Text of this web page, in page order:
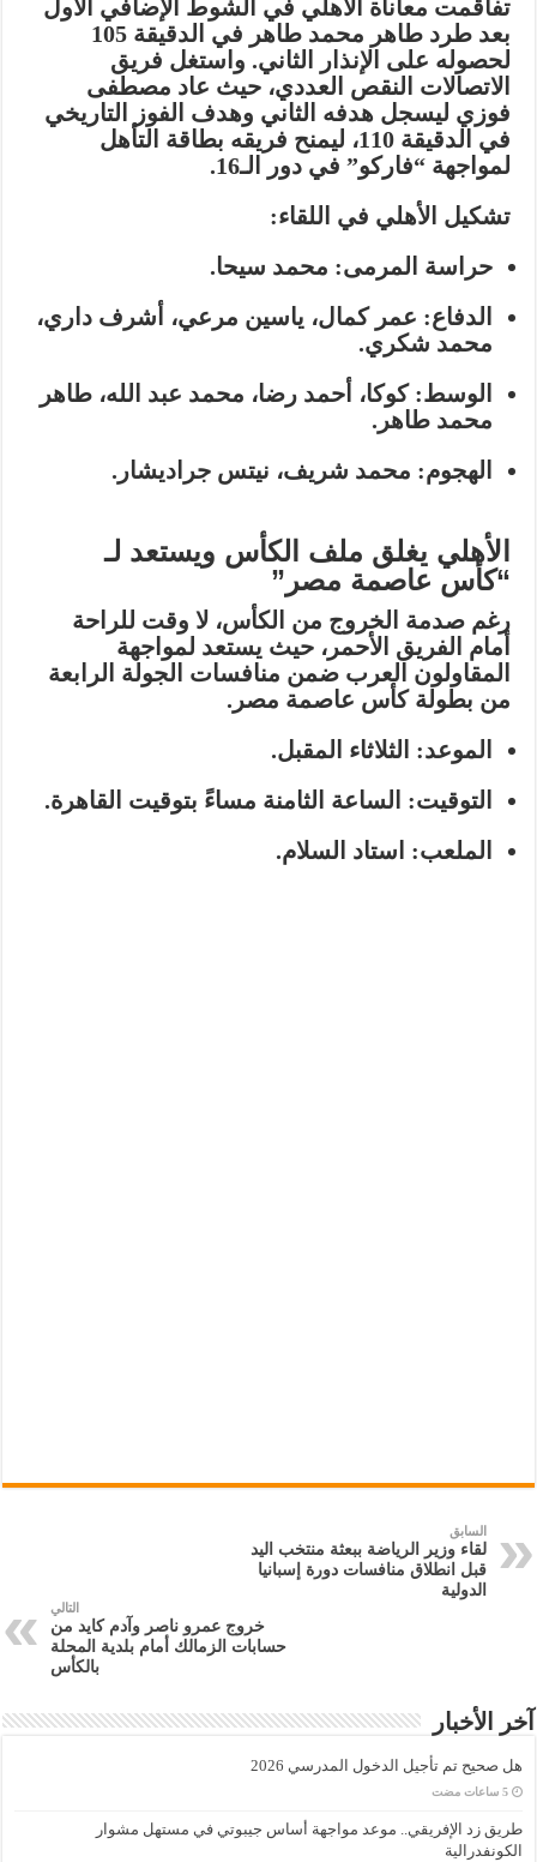
تفاقمت معاناة الأهلي في الشوط الإضافي الأول
بعد طردطاهر محمد طاهر
في الدقيقة 105
لحصوله على الإنذار الثاني. واستغل فريق
الاتصالات النقص العددي، حيث عاد مصطفى
فوزي ليسجل هدفه الثاني وهدف الفوز التاريخي
في الدقيقة 110، ليمنح فريقه بطاقة التأهل
لمواجهة “فاركو” في دور الـ16.
تشكيل الأهلي في اللقاء:
حراسة المرمى: محمد سيحا.
الدفاع: عمر كمال، ياسين مرعي، أشرف داري،
محمد شكري.
الوسط: كوكا، أحمد رضا، محمد عبد الله، طاهر
محمد طاهر.
الهجوم: محمد شريف، نيتس جراديشار.
الأهلي يغلق ملف الكأس ويستعد لـ
“كأس عاصمة مصر”
رغم صدمة الخروج من الكأس، لا وقت للراحة
أمام الفريق الأحمر، حيث يستعد لمواجهة
المقاولون العرب ضمن منافسات الجولة الرابعة
من بطولةكأس عاصمة مصر .
الموعد: الثلاثاء المقبل.
التوقيت: الساعة الثامنة مساءً بتوقيت القاهرة.
الملعب: استاد السلام.
السابق
لقاء وزير الرياضة ببعثة منتخب اليد
قبل انطلاق منافسات دورة إسبانيا
الدولية
التالي
خروج عمرو ناصر وآدم كايد من
حسابات الزمالك أمام بلدية المحلة
بالكأس
آخر الأخبار
هل صحيح تم تأجيل الدخول المدرسي 2026
‏5 ساعات مضت
طريق زد الإفريقي.. موعد مواجهة أساس جيبوتي في مستهل مشوار
الكونفدرالية